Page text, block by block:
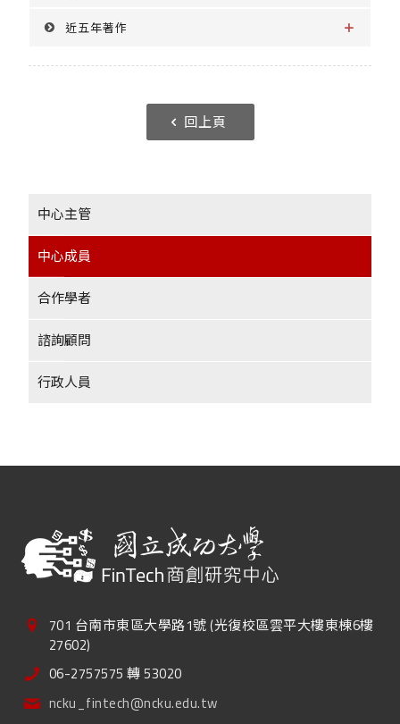
近五年著作
回上頁
中心主管
中心成員
合作學者
諮詢顧問
行政人員
701 台南市東區大學路1號 (光復校區雲平大樓東棟6樓
27602)
06-2757575 轉 53020
ncku_fintech@ncku.edu.tw